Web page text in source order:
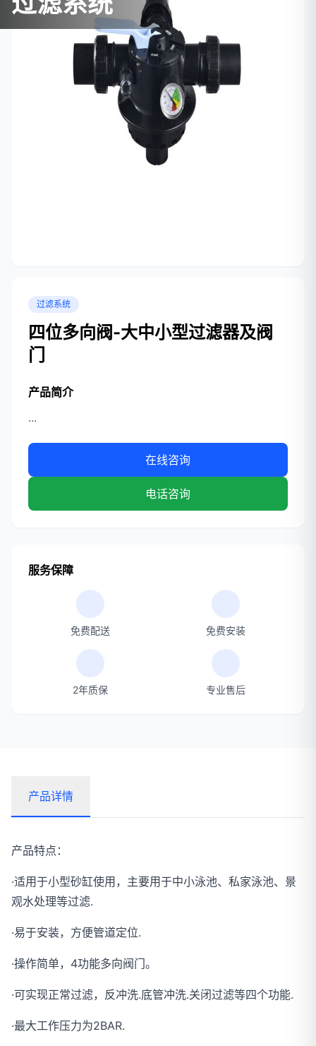
过滤系统
四位多向阀-大中小型过滤器及阀
门
产品简介
...
在线咨询
电话咨询
服务保障
免费配送 免费安装
2年质保 专业售后
产品详情
产品特点：
·适用于小型砂缸使用，主要用于中小泳池、私家泳池、景
观水处理等过滤.
·易于安装，方便管道定位.
·操作简单，4功能多向阀门。
·可实现正常过滤，反冲洗.底管冲洗.关闭过滤等四个功能.
·最大工作压力为2BAR.